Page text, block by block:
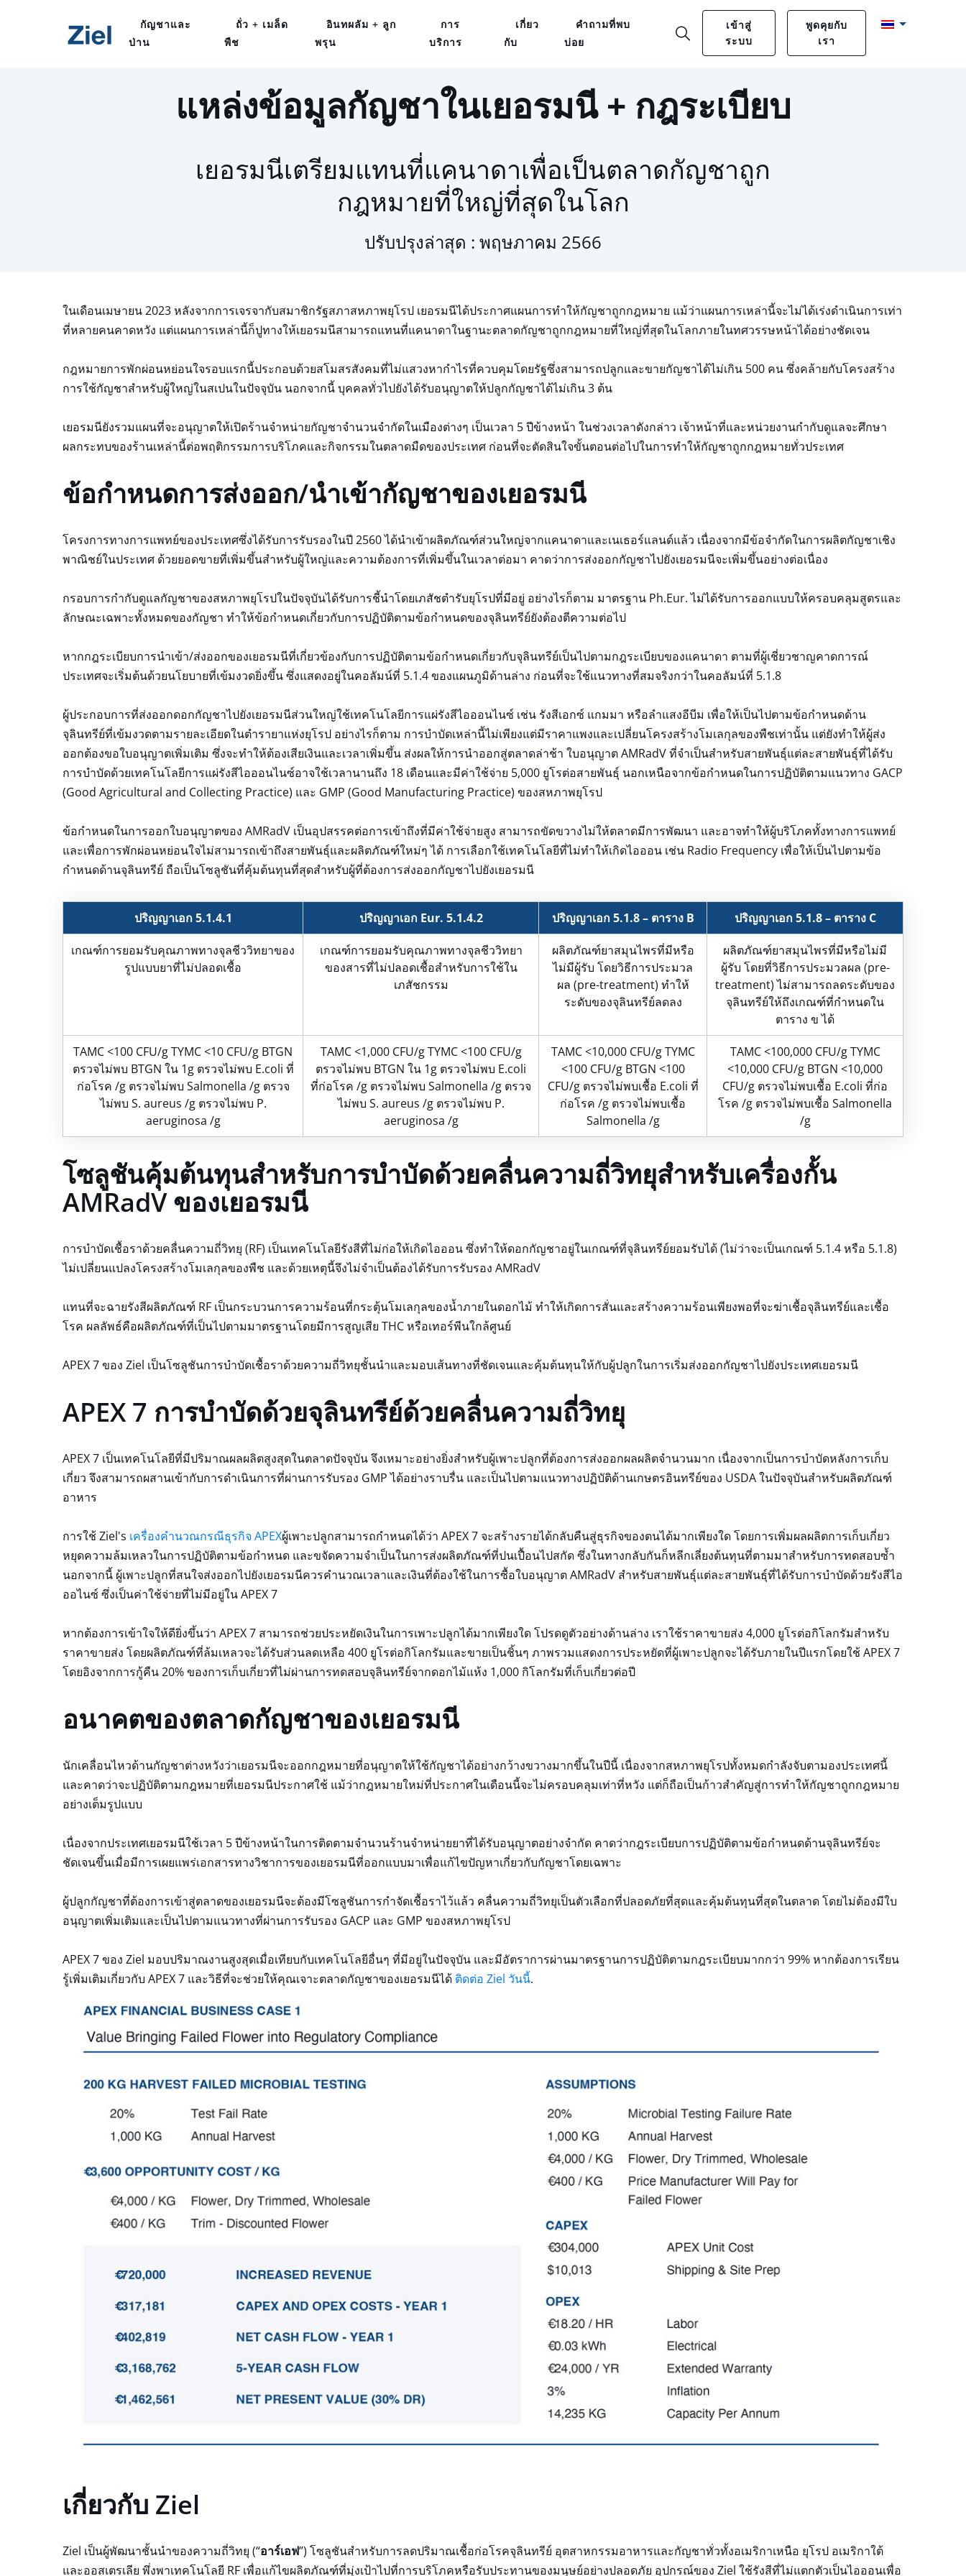
กัญชาและ
ป่าน
ถั่ว + เมล็ด
พืช
อินทผลัม + ลูก
พรุน
การ
บริการ
เกี่ยว
กับ
คำถามที่พบ
บ่อย
เข้าสู่
ระบบ
พูดคุยกับ
เรา
แหล่งข้อมูลกัญชาในเยอรมนี + กฎระเบียบ
เยอรมนีเตรียมแทนที่แคนาดาเพื่อเป็นตลาดกัญชาถูก
กฎหมายที่ใหญ่ที่สุดในโลก
ปรับปรุงล่าสุด : พฤษภาคม 2566
ในเดือนเมษายน 2023 หลังจากการเจรจากับสมาชิกรัฐสภาสหภาพยุโรป เยอรมนีได้ประกาศแผนการทำให้กัญชาถูกกฎหมาย แม้ว่าแผนการเหล่านี้จะไม่ได้เร่งดำเนินการเท่า
ที่หลายคนคาดหวัง แต่แผนการเหล่านี้ก็ปูทางให้เยอรมนีสามารถแทนที่แคนาดาในฐานะตลาดกัญชาถูกกฎหมายที่ใหญ่ที่สุดในโลกภายในทศวรรษหน้าได้อย่างชัดเจน
กฎหมายการพักผ่อนหย่อนใจรอบแรกนี้ประกอบด้วยสโมสรสังคมที่ไม่แสวงหากำไรที่ควบคุมโดยรัฐซึ่งสามารถปลูกและขายกัญชาได้ไม่เกิน 500 คน ซึ่งคล้ายกับโครงสร้าง
การใช้กัญชาสำหรับผู้ใหญ่ในสเปนในปัจจุบัน นอกจากนี้ บุคคลทั่วไปยังได้รับอนุญาตให้ปลูกกัญชาได้ไม่เกิน 3 ต้น
เยอรมนียังรวมแผนที่จะอนุญาตให้เปิดร้านจำหน่ายกัญชาจำนวนจำกัดในเมืองต่างๆ เป็นเวลา 5 ปีข้างหน้า ในช่วงเวลาดังกล่าว เจ้าหน้าที่และหน่วยงานกำกับดูแลจะศึกษา
ผลกระทบของร้านเหล่านี้ต่อพฤติกรรมการบริโภคและกิจกรรมในตลาดมืดของประเทศ ก่อนที่จะตัดสินใจขั้นตอนต่อไปในการทำให้กัญชาถูกกฎหมายทั่วประเทศ
ข้อกำหนดการส่งออก/นำเข้ากัญชาของเยอรมนี
โครงการทางการแพทย์ของประเทศซึ่งได้รับการรับรองในปี 2560 ได้นำเข้าผลิตภัณฑ์ส่วนใหญ่จากแคนาดาและเนเธอร์แลนด์แล้ว เนื่องจากมีข้อจำกัดในการผลิตกัญชาเชิง
พาณิชย์ในประเทศ ด้วยยอดขายที่เพิ่มขึ้นสำหรับผู้ใหญ่และความต้องการที่เพิ่มขึ้นในเวลาต่อมา คาดว่าการส่งออกกัญชาไปยังเยอรมนีจะเพิ่มขึ้นอย่างต่อเนื่อง
กรอบการกำกับดูแลกัญชาของสหภาพยุโรปในปัจจุบันได้รับการชี้นำโดยเภสัชตำรับยุโรปที่มีอยู่ อย่างไรก็ตาม มาตรฐาน Ph.Eur. ไม่ได้รับการออกแบบให้ครอบคลุมสูตรและ
ลักษณะเฉพาะทั้งหมดของกัญชา ทำให้ข้อกำหนดเกี่ยวกับการปฏิบัติตามข้อกำหนดของจุลินทรีย์ยังต้องตีความต่อไป
หากกฎระเบียบการนำเข้า/ส่งออกของเยอรมนีที่เกี่ยวข้องกับการปฏิบัติตามข้อกำหนดเกี่ยวกับจุลินทรีย์เป็นไปตามกฎระเบียบของแคนาดา ตามที่ผู้เชี่ยวชาญคาดการณ์
ประเทศจะเริ่มต้นด้วยนโยบายที่เข้มงวดยิ่งขึ้น ซึ่งแสดงอยู่ในคอลัมน์ที่ 5.1.4 ของแผนภูมิด้านล่าง ก่อนที่จะใช้แนวทางที่สมจริงกว่าในคอลัมน์ที่ 5.1.8
ผู้ประกอบการที่ส่งออกดอกกัญชาไปยังเยอรมนีส่วนใหญ่ใช้เทคโนโลยีการแผ่รังสีไอออนไนซ์ เช่น รังสีเอกซ์ แกมมา หรือลำแสงอีบีม เพื่อให้เป็นไปตามข้อกำหนดด้าน
จุลินทรีย์ที่เข้มงวดตามรายละเอียดในตำรายาแห่งยุโรป อย่างไรก็ตาม การบำบัดเหล่านี้ไม่เพียงแต่มีราคาแพงและเปลี่ยนโครงสร้างโมเลกุลของพืชเท่านั้น แต่ยังทำให้ผู้ส่ง
ออกต้องขอใบอนุญาตเพิ่มเติม ซึ่งจะทำให้ต้องเสียเงินและเวลาเพิ่มขึ้น ส่งผลให้การนำออกสู่ตลาดล่าช้า ใบอนุญาต AMRadV ที่จำเป็นสำหรับสายพันธุ์แต่ละสายพันธุ์ที่ได้รับ
การบำบัดด้วยเทคโนโลยีการแผ่รังสีไอออนไนซ์อาจใช้เวลานานถึง 18 เดือนและมีค่าใช้จ่าย 5,000 ยูโรต่อสายพันธุ์ นอกเหนือจากข้อกำหนดในการปฏิบัติตามแนวทาง GACP
(Good Agricultural and Collecting Practice) และ GMP (Good Manufacturing Practice) ของสหภาพยุโรป
ข้อกำหนดในการออกใบอนุญาตของ AMRadV เป็นอุปสรรคต่อการเข้าถึงที่มีค่าใช้จ่ายสูง สามารถขัดขวางไม่ให้ตลาดมีการพัฒนา และอาจทำให้ผู้บริโภคทั้งทางการแพทย์
และเพื่อการพักผ่อนหย่อนใจไม่สามารถเข้าถึงสายพันธุ์และผลิตภัณฑ์ใหม่ๆ ได้ การเลือกใช้เทคโนโลยีที่ไม่ทำให้เกิดไอออน เช่น Radio Frequency เพื่อให้เป็นไปตามข้อ
กำหนดด้านจุลินทรีย์ ถือเป็นโซลูชันที่คุ้มต้นทุนที่สุดสำหรับผู้ที่ต้องการส่งออกกัญชาไปยังเยอรมนี
ปริญญาเอก 5.1.4.1 ปริญญาเอก Eur. 5.1.4.2 ปริญญาเอก 5.1.8 – ตาราง B ปริญญาเอก 5.1.8 – ตาราง C
เกณฑ์การยอมรับคุณภาพทางจุลชีววิทยาของ
รูปแบบยาที่ไม่ปลอดเชื้อ
เกณฑ์การยอมรับคุณภาพทางจุลชีววิทยา
ของสารที่ไม่ปลอดเชื้อสำหรับการใช้ใน
เภสัชกรรม
ผลิตภัณฑ์ยาสมุนไพรที่มีหรือ
ไม่มีผู้รับ โดยวิธีการประมวล
ผล (pre-treatment) ทำให้
ระดับของจุลินทรีย์ลดลง
ผลิตภัณฑ์ยาสมุนไพรที่มีหรือไม่มี
ผู้รับ โดยที่วิธีการประมวลผล (pre-
treatment) ไม่สามารถลดระดับของ
จุลินทรีย์ให้ถึงเกณฑ์ที่กำหนดใน
ตาราง ข ได้
TAMC <100 CFU/g TYMC <10 CFU/g BTGN
ตรวจไม่พบ BTGN ใน 1g ตรวจไม่พบ E.coli ที่
ก่อโรค /g ตรวจไม่พบ Salmonella /g ตรวจ
ไม่พบ S. aureus /g ตรวจไม่พบ P.
aeruginosa /g
TAMC <1,000 CFU/g TYMC <100 CFU/g
ตรวจไม่พบ BTGN ใน 1g ตรวจไม่พบ E.coli
ที่ก่อโรค /g ตรวจไม่พบ Salmonella /g ตรวจ
ไม่พบ S. aureus /g ตรวจไม่พบ P.
aeruginosa /g
TAMC <10,000 CFU/g TYMC
<100 CFU/g BTGN <100
CFU/g ตรวจไม่พบเชื้อ E.coli ที่
ก่อโรค /g ตรวจไม่พบเชื้อ
Salmonella /g
TAMC <100,000 CFU/g TYMC
<10,000 CFU/g BTGN <10,000
CFU/g ตรวจไม่พบเชื้อ E.coli ที่ก่อ
โรค /g ตรวจไม่พบเชื้อ Salmonella
/g
โซลูชันคุ้มต้นทุนสำหรับการบำบัดด้วยคลื่นความถี่วิทยุสำหรับเครื่องกั้น
AMRadV ของเยอรมนี
การบำบัดเชื้อราด้วยคลื่นความถี่วิทยุ (RF) เป็นเทคโนโลยีรังสีที่ไม่ก่อให้เกิดไอออน ซึ่งทำให้ดอกกัญชาอยู่ในเกณฑ์ที่จุลินทรีย์ยอมรับได้ (ไม่ว่าจะเป็นเกณฑ์ 5.1.4 หรือ 5.1.8)
ไม่เปลี่ยนแปลงโครงสร้างโมเลกุลของพืช และด้วยเหตุนี้จึงไม่จำเป็นต้องได้รับการรับรอง AMRadV
แทนที่จะฉายรังสีผลิตภัณฑ์ RF เป็นกระบวนการความร้อนที่กระตุ้นโมเลกุลของน้ำภายในดอกไม้ ทำให้เกิดการสั่นและสร้างความร้อนเพียงพอที่จะฆ่าเชื้อจุลินทรีย์และเชื้อ
โรค ผลลัพธ์คือผลิตภัณฑ์ที่เป็นไปตามมาตรฐานโดยมีการสูญเสีย THC หรือเทอร์พีนใกล้ศูนย์
APEX 7 ของ Ziel เป็นโซลูชันการบำบัดเชื้อราด้วยความถี่วิทยุชั้นนำและมอบเส้นทางที่ชัดเจนและคุ้มต้นทุนให้กับผู้ปลูกในการเริ่มส่งออกกัญชาไปยังประเทศเยอรมนี
APEX 7 การบำบัดด้วยจุลินทรีย์ด้วยคลื่นความถี่วิทยุ
APEX 7 เป็นเทคโนโลยีที่มีปริมาณผลผลิตสูงสุดในตลาดปัจจุบัน จึงเหมาะอย่างยิ่งสำหรับผู้เพาะปลูกที่ต้องการส่งออกผลผลิตจำนวนมาก เนื่องจากเป็นการบำบัดหลังการเก็บ
เกี่ยว จึงสามารถผสานเข้ากับการดำเนินการที่ผ่านการรับรอง GMP ได้อย่างราบรื่น และเป็นไปตามแนวทางปฏิบัติด้านเกษตรอินทรีย์ของ USDA ในปัจจุบันสำหรับผลิตภัณฑ์
อาหาร
การใช้ Ziel's เครื่องคำนวณกรณีธุรกิจ APEXผู้เพาะปลูกสามารถกำหนดได้ว่า APEX 7 จะสร้างรายได้กลับคืนสู่ธุรกิจของตนได้มากเพียงใด โดยการเพิ่มผลผลิตการเก็บเกี่ยว
หยุดความล้มเหลวในการปฏิบัติตามข้อกำหนด และขจัดความจำเป็นในการส่งผลิตภัณฑ์ที่ปนเปื้อนไปสกัด ซึ่งในทางกลับกันก็หลีกเลี่ยงต้นทุนที่ตามมาสำหรับการทดสอบซ้ำ
นอกจากนี้ ผู้เพาะปลูกที่สนใจส่งออกไปยังเยอรมนีควรคำนวณเวลาและเงินที่ต้องใช้ในการซื้อใบอนุญาต AMRadV สำหรับสายพันธุ์แต่ละสายพันธุ์ที่ได้รับการบำบัดด้วยรังสีไอ
ออไนซ์ ซึ่งเป็นค่าใช้จ่ายที่ไม่มีอยู่ใน APEX 7
หากต้องการเข้าใจให้ดียิ่งขึ้นว่า APEX 7 สามารถช่วยประหยัดเงินในการเพาะปลูกได้มากเพียงใด โปรดดูตัวอย่างด้านล่าง เราใช้ราคาขายส่ง 4,000 ยูโรต่อกิโลกรัมสำหรับ
ราคาขายส่ง โดยผลิตภัณฑ์ที่ล้มเหลวจะได้รับส่วนลดเหลือ 400 ยูโรต่อกิโลกรัมและขายเป็นชิ้นๆ ภาพรวมแสดงการประหยัดที่ผู้เพาะปลูกจะได้รับภายในปีแรกโดยใช้ APEX 7
โดยอิงจากการกู้คืน 20% ของการเก็บเกี่ยวที่ไม่ผ่านการทดสอบจุลินทรีย์จากดอกไม้แห้ง 1,000 กิโลกรัมที่เก็บเกี่ยวต่อปี
อนาคตของตลาดกัญชาของเยอรมนี
นักเคลื่อนไหวด้านกัญชาต่างหวังว่าเยอรมนีจะออกกฎหมายที่อนุญาตให้ใช้กัญชาได้อย่างกว้างขวางมากขึ้นในปีนี้ เนื่องจากสหภาพยุโรปทั้งหมดกำลังจับตามองประเทศนี้
และคาดว่าจะปฏิบัติตามกฎหมายที่เยอรมนีประกาศใช้ แม้ว่ากฎหมายใหม่ที่ประกาศในเดือนนี้จะไม่ครอบคลุมเท่าที่หวัง แต่ก็ถือเป็นก้าวสำคัญสู่การทำให้กัญชาถูกกฎหมาย
อย่างเต็มรูปแบบ
เนื่องจากประเทศเยอรมนีใช้เวลา 5 ปีข้างหน้าในการติดตามจำนวนร้านจำหน่ายยาที่ได้รับอนุญาตอย่างจำกัด คาดว่ากฎระเบียบการปฏิบัติตามข้อกำหนดด้านจุลินทรีย์จะ
ชัดเจนขึ้นเมื่อมีการเผยแพร่เอกสารทางวิชาการของเยอรมนีที่ออกแบบมาเพื่อแก้ไขปัญหาเกี่ยวกับกัญชาโดยเฉพาะ
ผู้ปลูกกัญชาที่ต้องการเข้าสู่ตลาดของเยอรมนีจะต้องมีโซลูชันการกำจัดเชื้อราไว้แล้ว คลื่นความถี่วิทยุเป็นตัวเลือกที่ปลอดภัยที่สุดและคุ้มต้นทุนที่สุดในตลาด โดยไม่ต้องมีใบ
อนุญาตเพิ่มเติมและเป็นไปตามแนวทางที่ผ่านการรับรอง GACP และ GMP ของสหภาพยุโรป
APEX 7 ของ Ziel มอบปริมาณงานสูงสุดเมื่อเทียบกับเทคโนโลยีอื่นๆ ที่มีอยู่ในปัจจุบัน และมีอัตราการผ่านมาตรฐานการปฏิบัติตามกฎระเบียบมากกว่า 99% หากต้องการเรียน
รู้เพิ่มเติมเกี่ยวกับ APEX 7 และวิธีที่จะช่วยให้คุณเจาะตลาดกัญชาของเยอรมนีได้ ติดต่อ Ziel วันนี้.
เกี่ยวกับ Ziel
Ziel เป็นผู้พัฒนาชั้นนำของความถี่วิทยุ (“อาร์เอฟ”) โซลูชันสำหรับการลดปริมาณเชื้อก่อโรคจุลินทรีย์ อุตสาหกรรมอาหารและกัญชาทั่วทั้งอเมริกาเหนือ ยุโรป อเมริกาใต้
และออสเตรเลีย พึ่งพาเทคโนโลยี RF เพื่อแก้ไขผลิตภัณฑ์ที่มุ่งเป้าไปที่การบริโภคหรือรับประทานของมนุษย์อย่างปลอดภัย อุปกรณ์ของ Ziel ใช้รังสีที่ไม่แตกตัวเป็นไอออนเพื่อ